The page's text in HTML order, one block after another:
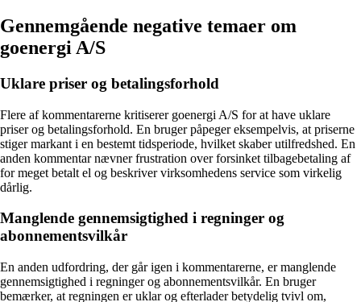
Gennemgående negative temaer om
goenergi A/S
Uklare priser og betalingsforhold
Flere af kommentarerne kritiserer goenergi A/S for at have uklare
priser og betalingsforhold. En bruger påpeger eksempelvis, at priserne
stiger markant i en bestemt tidsperiode, hvilket skaber utilfredshed. En
anden kommentar nævner frustration over forsinket tilbagebetaling af
for meget betalt el og beskriver virksomhedens service som virkelig
dårlig.
Manglende gennemsigtighed i regninger og
abonnementsvilkår
En anden udfordring, der går igen i kommentarerne, er manglende
gennemsigtighed i regninger og abonnementsvilkår. En bruger
bemærker, at regningen er uklar og efterlader betydelig tvivl om,